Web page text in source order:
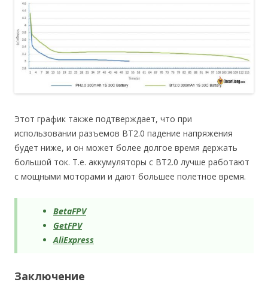
Этот график также подтверждает, что при
использовании разъемов BT2.0 падение напряжения
будет ниже, и он может более долгое время держать
большой ток. Т.е. аккумуляторы с BT2.0 лучше работают
с мощными моторами и дают большее полетное время.
BetaFPV
GetFPV
AliExpress
Заключение